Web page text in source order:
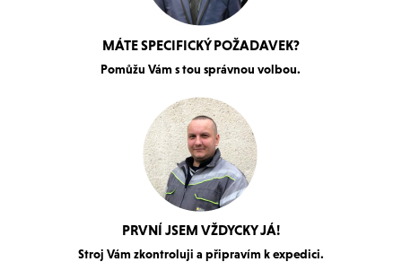
MÁTE SPECIFICKÝ POŽADAVEK?
Pomůžu Vám s tou správnou volbou.
PRVNÍ JSEM VŽDYCKY JÁ!
Stroj Vám zkontroluji a připravím k expedici.